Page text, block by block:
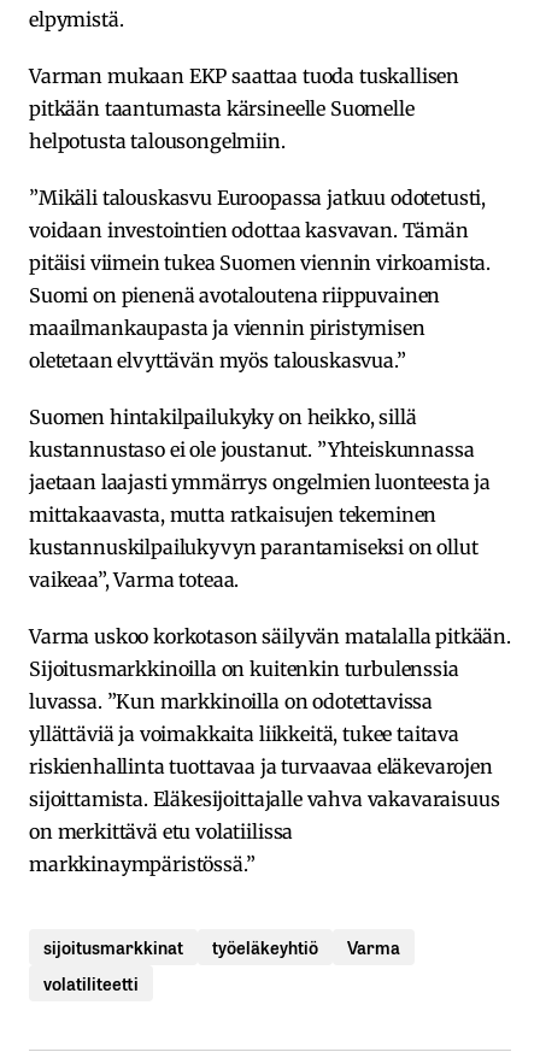
elpymistä.
Varman mukaan EKP saattaa tuoda tuskallisen
pitkään taantumasta kärsineelle Suomelle
helpotusta talousongelmiin.
”Mikäli talouskasvu Euroopassa jatkuu odotetusti,
voidaan investointien odottaa kasvavan. Tämän
pitäisi viimein tukea Suomen viennin virkoamista.
Suomi on pienenä avotaloutena riippuvainen
maailmankaupasta ja viennin piristymisen
oletetaan elvyttävän myös talouskasvua.”
Suomen hintakilpailukyky on heikko, sillä
kustannustaso ei ole joustanut. ”Yhteiskunnassa
jaetaan laajasti ymmärrys ongelmien luonteesta ja
mittakaavasta, mutta ratkaisujen tekeminen
kustannuskilpailukyvyn parantamiseksi on ollut
vaikeaa”, Varma toteaa.
Varma uskoo korkotason säilyvän matalalla pitkään.
Sijoitusmarkkinoilla on kuitenkin turbulenssia
luvassa. ”Kun markkinoilla on odotettavissa
yllättäviä ja voimakkaita liikkeitä, tukee taitava
riskienhallinta tuottavaa ja turvaavaa eläkevarojen
sijoittamista. Eläkesijoittajalle vahva vakavaraisuus
on merkittävä etu volatiilissa
markkinaympäristössä.”
sijoitusmarkkinat työeläkeyhtiö
Varma
volatiliteetti